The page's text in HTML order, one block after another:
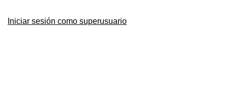
Iniciar sesión como superusuario